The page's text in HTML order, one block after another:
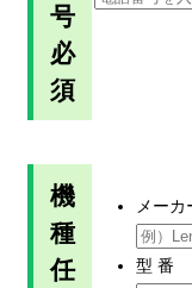
号
必
須
機
種
任
メーカ
型 番